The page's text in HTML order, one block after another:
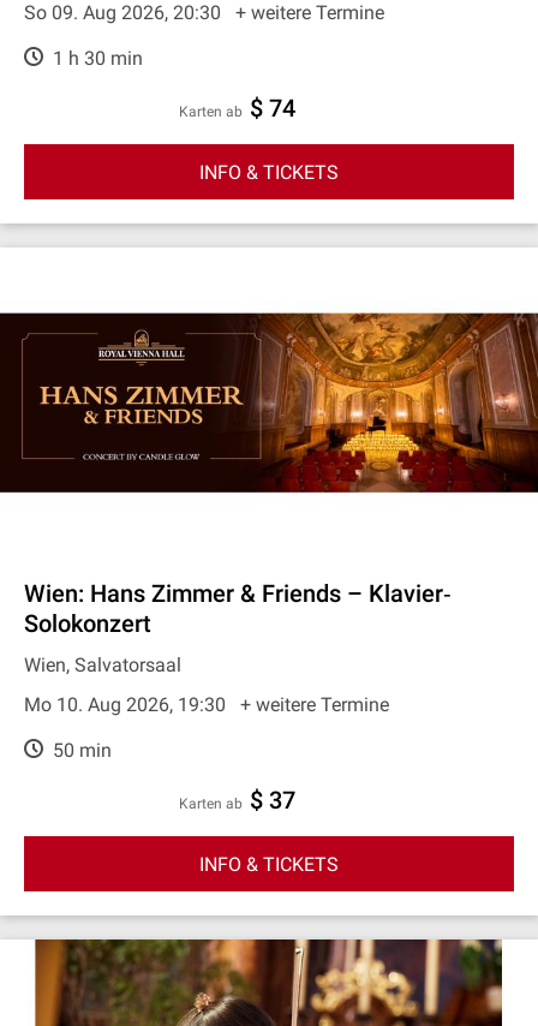
So 09. Aug 2026, 20:30
+ weitere Termine
1 h 30 min
Karten ab $ 74
INFO & TICKETS
Wien: Hans Zimmer & Friends – Klavier‐
Solokonzert
Wien, Salvatorsaal
Mo 10. Aug 2026, 19:30
+ weitere Termine
50 min
Karten ab $ 37
INFO & TICKETS